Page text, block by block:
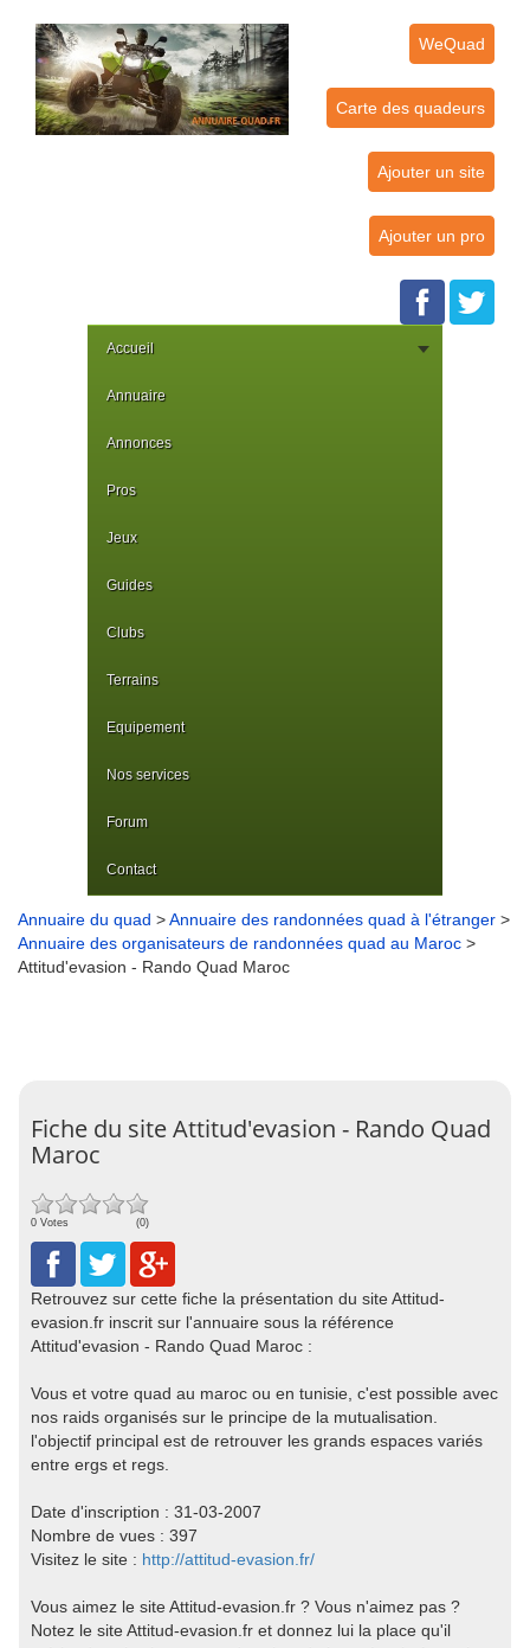
WeQuad
Carte des quadeurs
Ajouter un site
Ajouter un pro
Accueil
Annuaire
Annonces
Pros
Jeux
Guides
Clubs
Terrains
Equipement
Nos services
Forum
Contact
Annuaire du quad >Annuaire des randonnées quad à l'étranger >
Annuaire des organisateurs de randonnées quad au Maroc >
Attitud'evasion - Rando Quad Maroc
Fiche du site Attitud'evasion - Rando Quad
Maroc
0 Votes (0)
Retrouvez sur cette fiche la présentation du site Attitud-
evasion.fr inscrit sur l'annuaire sous la référence
Attitud'evasion - Rando Quad Maroc :
Vous et votre quad au maroc ou en tunisie, c'est possible avec
nos raids organisés sur le principe de la mutualisation.
l'objectif principal est de retrouver les grands espaces variés
entre ergs et regs.
Date d'inscription : 31-03-2007
Nombre de vues : 397
Visitez le site : http://attitud-evasion.fr/
Vous aimez le site Attitud-evasion.fr ? Vous n'aimez pas ?
Notez le site Attitud-evasion.fr et donnez lui la place qu'il